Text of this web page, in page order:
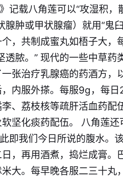
记载八角莲可以“攻湿积，
肿或甲状腺瘤）就用“鬼
，共制成蜜丸如梧子大，
透脓。” 现代的一些中草药
张治疗乳腺癌的药酒方，
内服外搽。每服9g，每日
、荔枝核等疏肝活血药配
坚化痰药配伍。 八角莲还
即我们今日所说的腹水。
，再用酒煮，捣烂成膏。
大。每早晚各服二三十丸